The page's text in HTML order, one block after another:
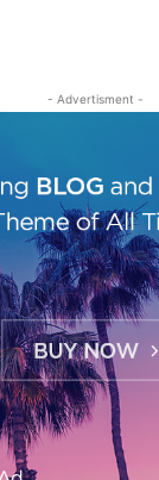
- Advertisment -